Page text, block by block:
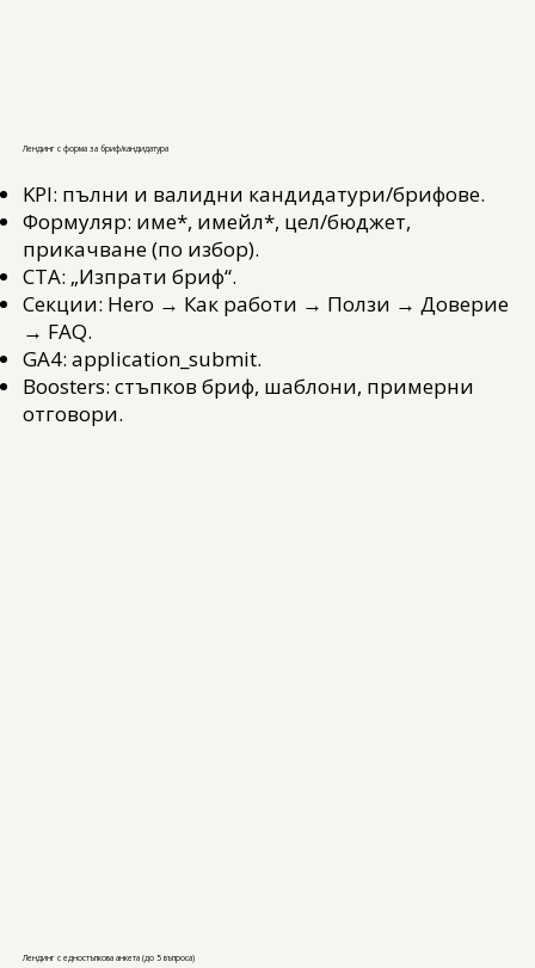
Лендинг с форма за бриф/кандидатура
KPI: пълни и валидни кандидатури/брифове.
Формуляр: име*, имейл*, цел/бюджет,
прикачване (по избор).
CTA: „Изпрати бриф“.
Секции: Hero → Как работи → Ползи → Доверие
→ FAQ.
GA4: application_submit.
Boosters: стъпков бриф, шаблони, примерни
отговори.
Лендинг с едностъпкова анкета (до 5 въпроса)